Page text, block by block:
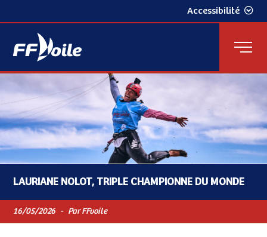
Accessibilité
LAURIANE NOLOT, TRIPLE CHAMPIONNE DU MONDE
16/05/2026 - Par FFvoile